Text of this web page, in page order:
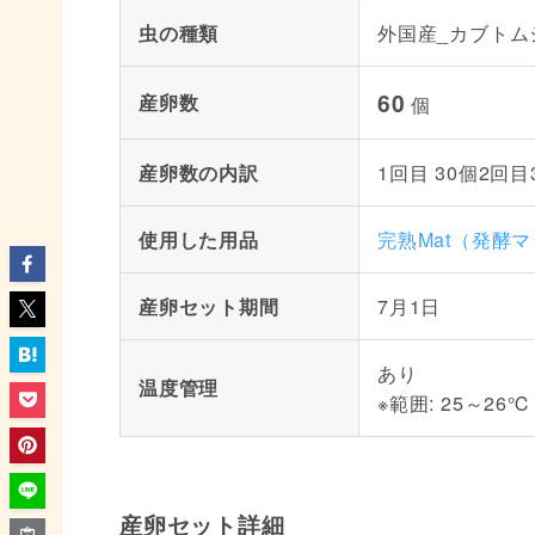
虫の種類 外国産_カブトム
産卵数 60 個
産卵数の内訳 1回目 30個2回目
使用した用品 完熟Mat（発酵マ
産卵セット期間 7月1日
温度管理
あり
※範囲: 25～26℃
産卵セット詳細